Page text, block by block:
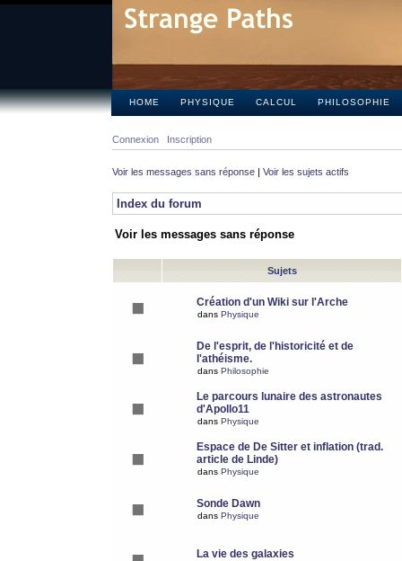
HOME PHYSIQUE CALCUL PHILOSOPHIE
Connexion Inscription
Voir les messages sans réponse | Voir les sujets actifs
Index du forum
Voir les messages sans réponse
Sujets
Création d'un Wiki sur l'Arche
dans Physique
De l'esprit, de l'historicité et de
l'athéisme.
dans Philosophie
Le parcours lunaire des astronautes
d'Apollo11
dans Physique
Espace de De Sitter et inflation (trad.
article de Linde)
dans Physique
Sonde Dawn
dans Physique
La vie des galaxies